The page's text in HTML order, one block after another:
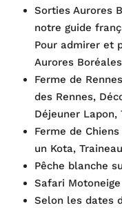
Sorties Aurores
notre guide
Pour admirer et
Aurores Boréales
Ferme de
des Rennes,
Déjeuner Lapon,
Ferme de
un Kota,
Pêche blanche
Safari Motoneige
Selon les dates